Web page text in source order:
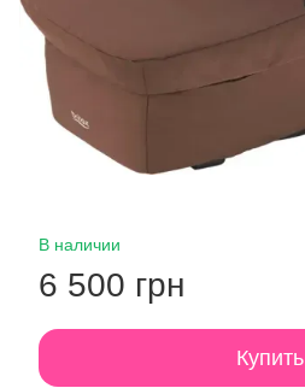
В наличии
6 500 грн
Купить